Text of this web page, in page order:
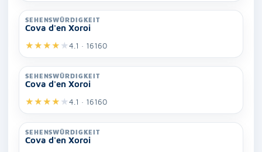
SEHENSWÜRDIGKEIT
Cova d'en Xoroi
★★★★ ★4.1 · 16160
SEHENSWÜRDIGKEIT
Cova d'en Xoroi
★★★★ ★4.1 · 16160
SEHENSWÜRDIGKEIT
Cova d'en Xoroi